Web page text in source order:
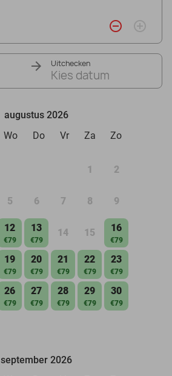
remove_circle_outline add_circle_outline
Uitchecken
Kies datum
augustus 2026
Wo Do Vr Za Zo
1 2
5 6 7 8 9
12
€79
13
€79
14 15 16
€79
19
€79
20
€79
21
€79
22
€79
23
€79
26
€79
27
€79
28
€79
29
€79
30
€79
september 2026